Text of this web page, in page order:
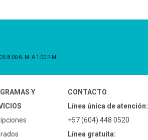
8:00 A. M. A 1:00 P. M.
Y
CONTACTO
Línea única de atención:
+57 (604) 448 0520
Línea gratuita: